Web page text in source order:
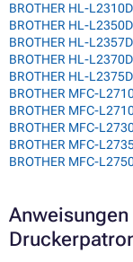
BROTHER HL-
BROTHER HL-
BROTHER HL-
BROTHER HL-
BROTHER HL-
BROTHER MFC-
BROTHER MFC-
BROTHER MFC-
BROTHER MFC-
BROTHER MFC-